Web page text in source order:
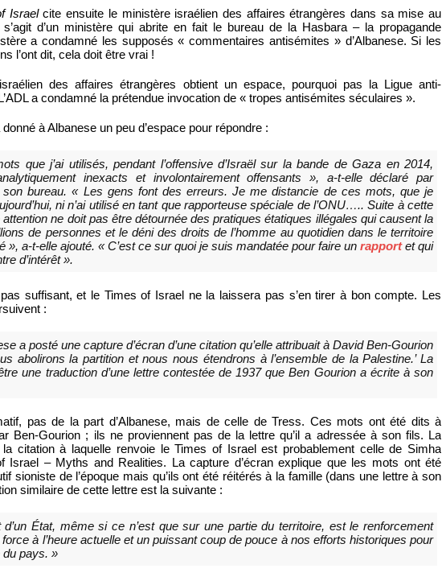
Israelcite ensuite le ministère israélien des affaires étrangères dans sa mise au
s’agit d’un ministère qui abrite en fait le bureau de la Hasbara – la propagande
a condamné les supposés « commentaires antisémites » d’Albanese. Si les
l’ont dit, cela doit être vrai !
des affaires étrangères obtient un espace, pourquoi pas la Ligue anti-
a condamné la prétendue invocation de « tropes antisémites séculaires ».
à Albanese un peu d’espace pour répondre :
que j’ai utilisés, pendant l’offensive d’Israël sur la bande de Gaza en 2014,
inexacts et involontairement offensants », a-t-elle déclaré par
son bureau. « Les gens font des erreurs. Je me distancie de ces mots, que je
ni n’ai utilisé en tant que rapporteuse spéciale de l’ONU….. Suite à cette
ne doit pas être détournée des pratiques étatiques illégales qui causent la
de personnes et le déni des droits de l’homme au quotidien dans le territoire
», a-t-elle ajouté. « C’est ce sur quoi je suis mandatée pour faire unrapportet qui
d’intérêt ».
suffisant, et le Times of Israel ne la laissera pas s’en tirer à bon compte. Les
:
a posté une capture d’écran d’une citation qu’elle attribuait à David Ben-Gourion
abolirons la partition et nous nous étendrons à l’ensemble de la Palestine.’ La
une traduction d’une lettre contestée de 1937 que Ben Gourion a écrite à son
pas de la part d’Albanese, mais de celle de Tress. Ces mots ont été dits à
Ben-Gourion ; ils ne proviennent pas de la lettre qu’il a adressée à son fils. La
la citation à laquelle renvoie le Times of Israel est probablement celle de Simha
Israel – Myths and Realities. La capture d’écran explique que les mots ont été
sioniste de l’époque mais qu’ils ont été réitérés à la famille (dans une lettre à son
similaire de cette lettre est la suivante :
d’un État, même si ce n’est que sur une partie du territoire, est le renforcement
à l’heure actuelle et un puissant coup de pouce à nos efforts historiques pour
du pays. »